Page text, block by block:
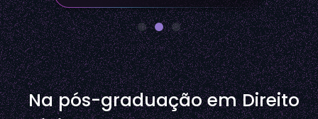
Na pós-graduação em Direito